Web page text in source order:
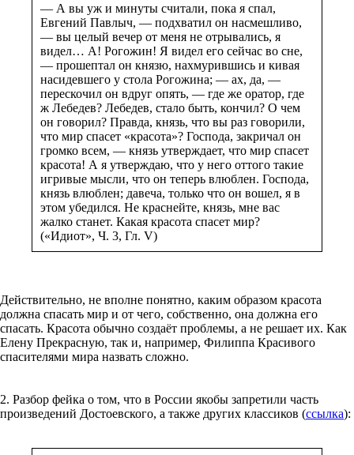
— А вы уж и минуты считали, пока я спал,
Евгений Павлыч, — подхватил он насмешливо,
— вы целый вечер от меня не отрывались, я
видел… А! Рогожин! Я видел его сейчас во сне,
— прошептал он князю, нахмурившись и кивая
насидевшего у стола Рогожина; — ах, да, —
перескочил он вдруг опять, — где же оратор, где
ж Лебедев? Лебедев, стало быть, кончил? О чем
он говорил? Правда, князь, что вы раз говорили,
что мир спасет «красота»? Господа, закричал он
громко всем, — князь утверждает, что мир спасет
красота! А я утверждаю, что у него оттого такие
игривые мысли, что он теперь влюблен. Господа,
князь влюблен; давеча, только что он вошел, я в
этом убедился. Не краснейте, князь, мне вас
жалко станет. Какая красота спасет мир?
(«Идиот», Ч. 3, Гл. V)
Действительно, не вполне понятно, каким образом красота
должна спасать мир и от чего, собственно, она должна его
спасать. Красота обычно создаёт проблемы, а не решает их. Как
Елену Прекрасную, так и, например, Филиппа Красивого
спасителями мира назвать сложно.
2. Разбор фейка о том, что в России якобы запретили часть
произведений Достоевского, а также других классиков (ссылка):